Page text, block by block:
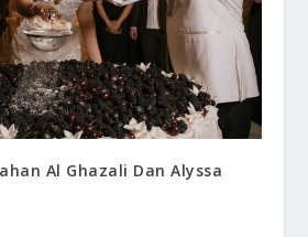
Al Ghazali Dan Alyssa